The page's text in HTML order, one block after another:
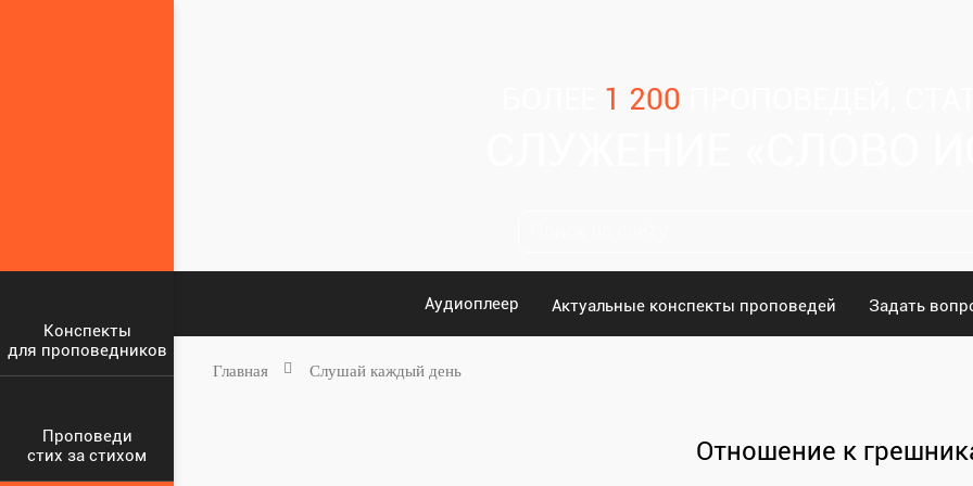
1 200
Аудиоплеер Актуальные конспекты проповедей Задать
Конспекты
для проповедников
Проповеди
стих за стихом
Главная Слушай каждый день
Отношение к